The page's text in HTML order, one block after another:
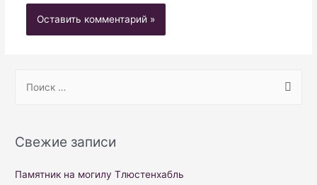
r
h
Свежие записи
Памятник на могилу Тлюстенхабль